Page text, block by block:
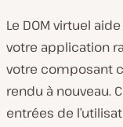
Le DOM virtuel
votre application
votre composant
rendu à nouveau.
entrées de